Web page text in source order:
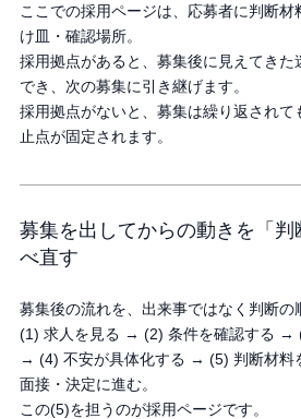
ここでの採用ページは、応募者に判断
け皿・確認場所。
採用拠点があると、募集後に見えてきた
でき、次の募集に引き継げます。
採用拠点がないと、募集は繰り返され
止点が固定されます。
募集を出してからの動きを「判
べ直す
募集後の流れを、出来事ではなく判断の
(1) 求人を見る → (2) 条件を確認する →
→ (4) 不安が具体化する → (5) 判断材料
面接・決定に進む。
この(5)を担うのが採用ページです。